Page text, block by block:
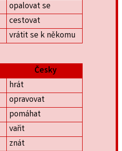
opalovat se
cestovat
vrátit se k někomu
Česky
hrát
opravovat
pomáhat
vařit
znát